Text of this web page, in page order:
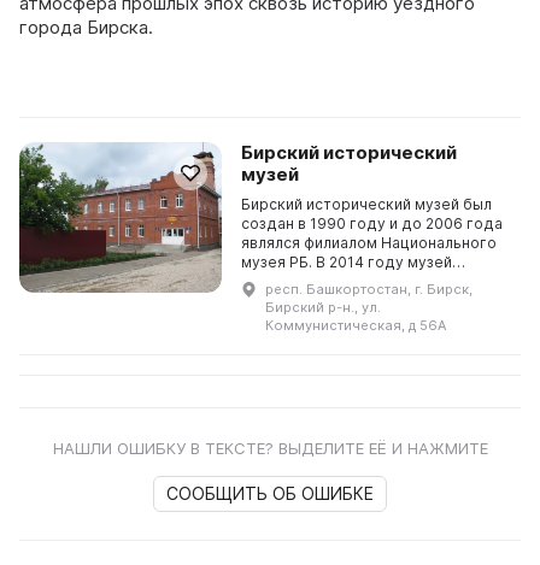
города Бирска.
Бирский исторический
музей
Бирский исторический музей был
создан в 1990 году и до 2006 года
являлся филиалом Национального
музея РБ. В 2014 году музей
переехал в специально
построенное для него здание в
центре города Бирска. Он...
респ. Башкортостан, г. Бирск,
Бирский р-н., ул.
Коммунистическая, д 56А
НАШЛИ ОШИБКУ В ТЕКСТЕ? ВЫДЕЛИТЕ ЕЁ И НАЖМИТЕ
СООБЩИТЬ ОБ ОШИБКЕ